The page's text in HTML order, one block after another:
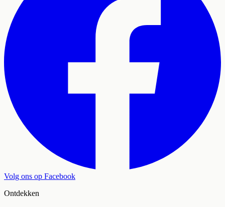
Volg ons op Facebook
Ontdekken